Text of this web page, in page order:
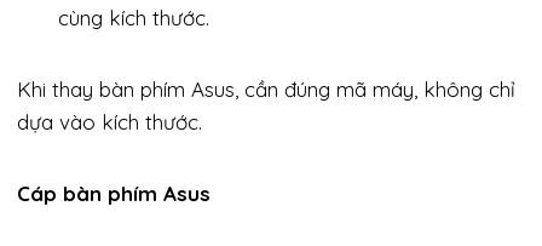
cùng kích thước.
Khi thay bàn phím Asus, cần đúng mã máy, không chỉ
dựa vào kích thước.
Cáp bàn phím Asus